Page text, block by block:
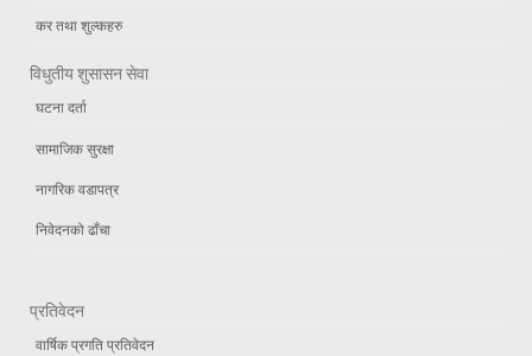
कर तथा शुल्कहरु
विधुतीय शुसासन सेवा
घटना दर्ता
सामाजिक सुरक्षा
नागरिक वडापत्र
निवेदनको ढाँचा
प्रतिवेदन
वार्षिक प्रगति प्रतिवेदन